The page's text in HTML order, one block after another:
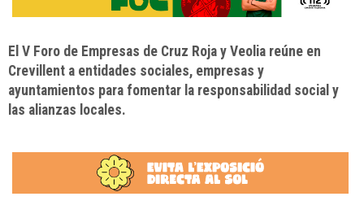
El V Foro de Empresas de Cruz Roja y Veolia reúne en
Crevillent a entidades sociales, empresas y
ayuntamientos para fomentar la responsabilidad social y
las alianzas locales.